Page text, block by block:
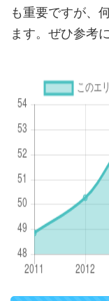
も重要ですが、
ます。ぜひ参考に